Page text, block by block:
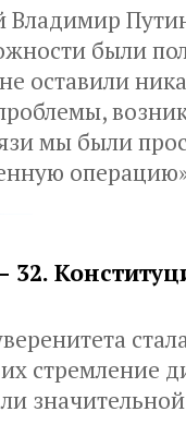
были
оставили
мы были
32.
стремление